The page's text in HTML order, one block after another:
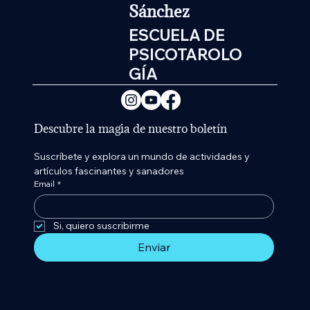
Descubre la magia de nuestro boletín
Suscríbete y explora un mundo de actividades y
artículos fascinantes y sanadores
Email *
Enviar
Sánchez
ESCUELA DE
PSICOTAROLO
GÍA